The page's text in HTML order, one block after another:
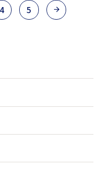
、代表取締役社長：
ョイスホテルズジャ
4 5